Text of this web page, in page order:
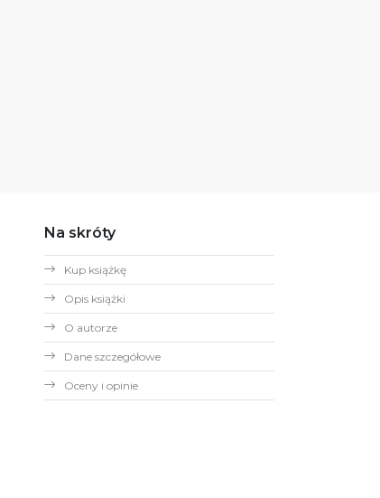
Na skróty
Kup książkę
Opis książki
O autorze
Dane szczegółowe
Oceny i opinie